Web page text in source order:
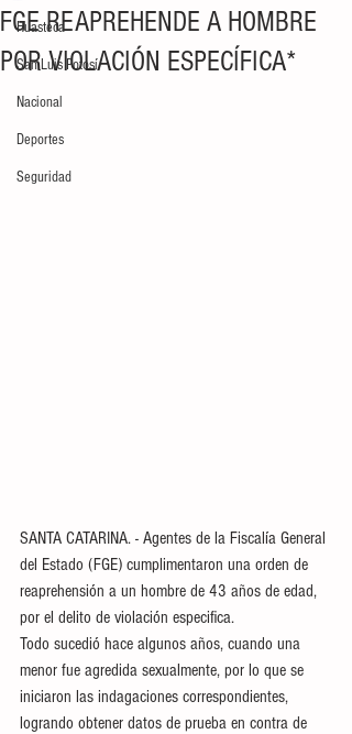
Huasteca
San Luis Potosí
Nacional
Deportes
Seguridad
FGE REAPREHENDE A HOMBRE
POR VIOLACIÓN ESPECÍFICA*
SANTA CATARINA. - Agentes de la Fiscalía General
del Estado (FGE) cumplimentaron una orden de
reaprehensión a un hombre de 43 años de edad,
por el delito de violación especifica.
Todo sucedió hace algunos años, cuando una
menor fue agredida sexualmente, por lo que se
iniciaron las indagaciones correspondientes,
logrando obtener datos de prueba en contra de